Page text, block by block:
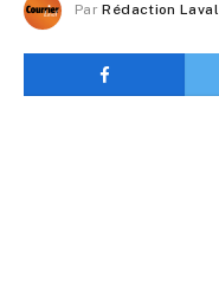
Par Rédaction Laval